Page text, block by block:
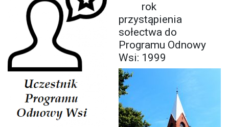
rok
przystąpienia
sołectwa do
Programu Odnowy
Wsi: 1999